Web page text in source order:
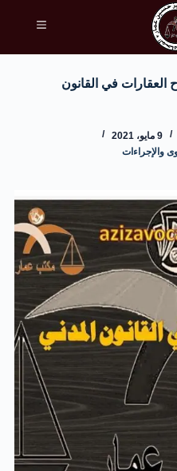
العقارات في القانون
9 مايو، 2021
والإجراءات